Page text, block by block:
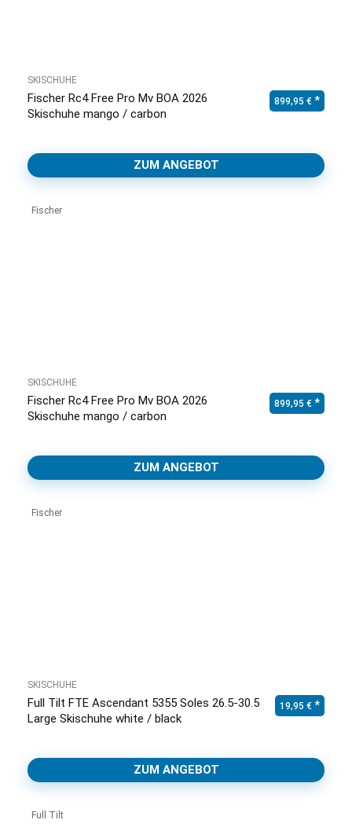
SKISCHUHE
Fischer Rc4 Free Pro Mv BOA 2026
Skischuhe mango / carbon
899,95 €
ZUM ANGEBOT
Fischer
SKISCHUHE
Fischer Rc4 Free Pro Mv BOA 2026
Skischuhe mango / carbon
899,95 €
ZUM ANGEBOT
Fischer
SKISCHUHE
Full Tilt FTE Ascendant 5355 Soles 26.5-30.5
Large Skischuhe white / black
19,95 €
ZUM ANGEBOT
Full Tilt